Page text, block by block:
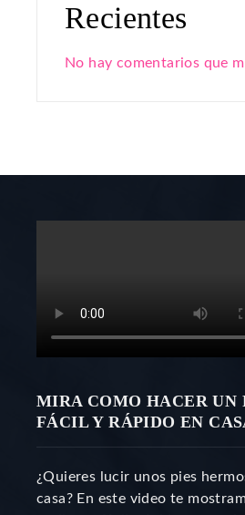
Recientes
No hay comentarios que
MIRA COMO HACER UN
FÁCIL Y RÁPIDO EN
¿Quieres lucir unos pies
casa? En este video te